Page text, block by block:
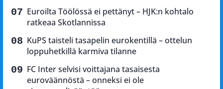
Euroilta Töölössä ei pettänyt – HJK:n kohtalo
ratkeaa Skotlannissa
KuPS taisteli tasapelin eurokentillä – ottelun
loppuhetkillä karmiva tilanne
FC Inter selvisi voittajana tasaisesta
euroväännöstä – onneksi ei ole